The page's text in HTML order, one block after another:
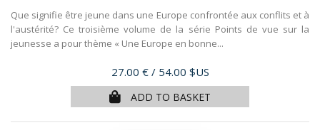
Que signifie être jeune dans une Europe confrontée aux conflits et à
l'austérité? Ce troisième volume de la série Points de vue sur la
jeunesse a pour thème « Une Europe en bonne...
Price
27.00 € / 54.00 $US
ADD TO BASKET